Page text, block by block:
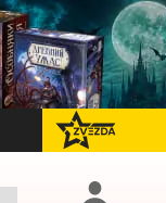
перейти на Zvezda